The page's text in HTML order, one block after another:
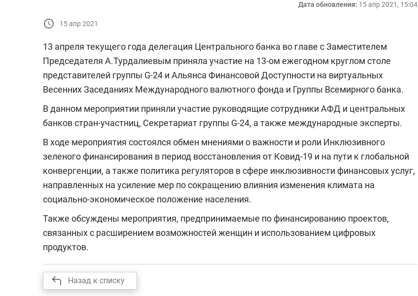
Дата обновления: 15 апр 2021, 15:04
15 апр 2021
13 апреля текущего года делегация Центрального банка во главе с Заместителем
Председателя А.Турдалиевым приняла участие на 13-ом ежегодном круглом столе
представителей группы G-24 и Альянса Финансовой Доступности на виртуальных
Весенних Заседаниях Международного валютного фонда и Группы Всемирного банка.
В данном мероприятии приняли участие руководящие сотрудники АФД и центральных
банков стран-участниц, Секретариат группы G-24, а также международные эксперты.
В ходе мероприятия состоялся обмен мнениями о важности и роли Инклюзивного
зеленого финансирования в период восстановления от Ковид-19 и на пути к глобальной
конвергенции, а также политика регуляторов в сфере инклюзивности финансовых услуг,
направленных на усиление мер по сокращению влияния изменения климата на
социально-экономическое положение населения.
Также обсуждены мероприятия, предпринимаемые по финансированию проектов,
связанных с расширением возможностей женщин и использованием цифровых
продуктов.
Назад к списку